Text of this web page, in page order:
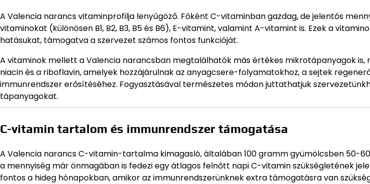
A Valencia narancs vitaminprofilja lenyűgöző. Főként C-vitaminban gazdag, de jelentős
vitaminokat (különösen B1, B2, B3, B5 és B6), E-vitamint, valamint A-vitamint is. Ezek a
hatásukat, támogatva a szervezet számos fontos funkcióját.
A vitaminok mellett a Valencia narancsban megtalálhatók más értékes mikrotápanyagok is,
niacin és a riboflavin, amelyek hozzájárulnak az anyagcsere-folyamatokhoz, a sejtek
immunrendszer erősítéséhez. Fogyasztásával természetes módon juttathatjuk
tápanyagokat.
C-vitamin tartalom és immunrendszer támogatása
A Valencia narancs C-vitamin-tartalma kimagasló, általában 100 gramm gyümölcsben 50-
a mennyiség már önmagában is fedezi egy átlagos felnőtt napi C-vitamin szükségletének
fontos a hideg hónapokban, amikor az immunrendszerünknek extra támogatásra van